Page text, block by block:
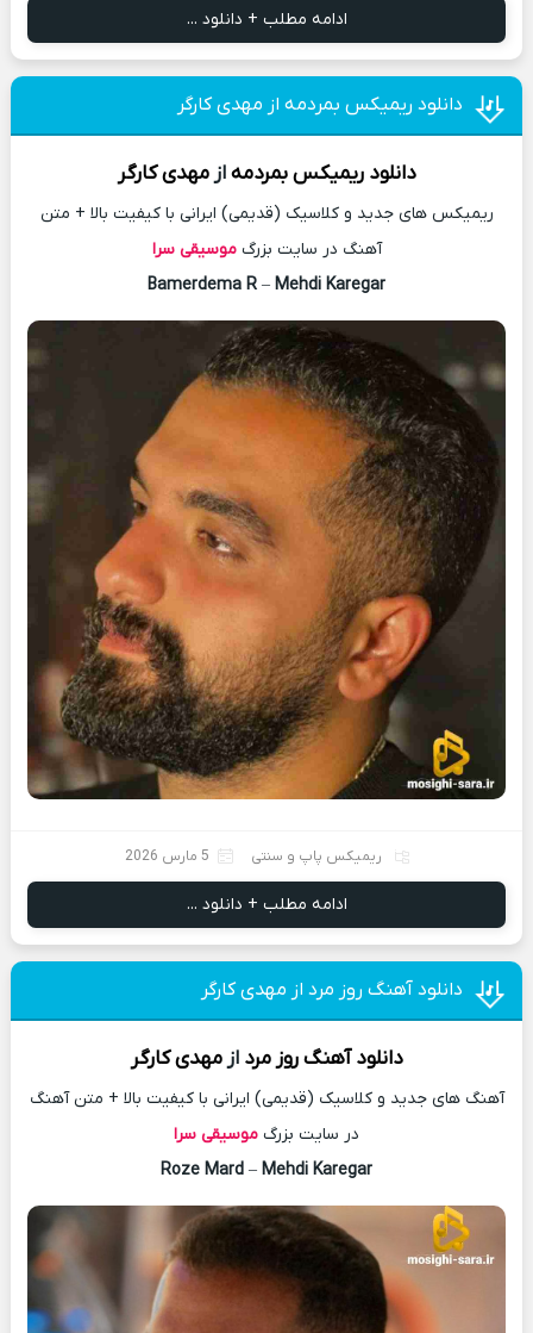
ادامه مطلب + دانلود ...
دانلود ریمیکس بمردمه از مهدی کارگر
دانلودریمیکس بمردمه ازمهدی کارگر
ریمیکس های جدید و کلاسیک (قدیمی) ایرانی با کیفیت بالا + متن
آهنگ در سایت بزرگموسیقی سرا
Bamerdema R – Mehdi Karegar
ریمیکس پاپ و سنتی 5 مارس 2026
ادامه مطلب + دانلود ...
دانلود آهنگ روز مرد از مهدی کارگر
دانلود آهنگ روز مرد ازمهدی کارگر
آهنگ های جدید و کلاسیک (قدیمی) ایرانی با کیفیت بالا + متن آهنگ
در سایت بزرگ موسیقی سرا
Roze Mard – Mehdi Karegar